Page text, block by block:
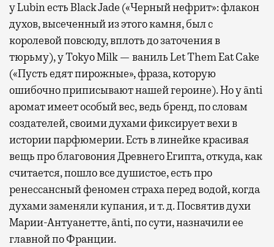
Бизнес-зал становится местом, где можно
провести переговоры, поработать или просто
выпить кофе, наблюдая сквозь панорамные
окна за тем, как взлетают и садятся
самолеты. В Москве нет недостатка
в лаунжах. В аэропортах их обычно
несколько — в разных зонах воздушных
гаваней. На некоторых вокзалах — тоже.
Лаунжи доступны на Ленинградском,
Павелецком, Казанском, Ярославском
и Курском вокзалах.Попасть в бизнес-залы
могут держатели карт Mir Supreme. Причем
не только в столице. Всего доступно более
1000 бизнес-залов по всему миру.
у Lubin есть Black Jade («Черный нефрит»: флакон
духов, высеченный из этого камня, был с
королевой повсюду, вплоть до заточения в
тюрьму), у Tokyo Milk — ваниль Let Them Eat Cake
(«Пусть едят пирожные», фраза, которую
ошибочно приписывают нашей героине). Но у ānti
аромат имеет особый вес, ведь бренд, по словам
создателей, своими духами фиксирует вехи в
истории парфюмерии. Есть в линейке красивая
вещь про благовония Древнего Египта, откуда, как
считается, пошло все душистое, есть про
ренессансный феномен страха перед водой, когда
духами заменяли купания, и т. д. Посвятив духи
Марии-Антуанетте, ānti, по сути, назначили ее
главной по Франции.